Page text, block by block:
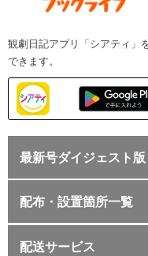
観劇日記アプリ「シアティ」
できます。
最新号ダイジェスト版
配布・設置箇所一覧
配送サービス